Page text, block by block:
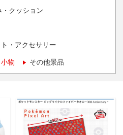
クッション
・アクセサリー
物 その他景品